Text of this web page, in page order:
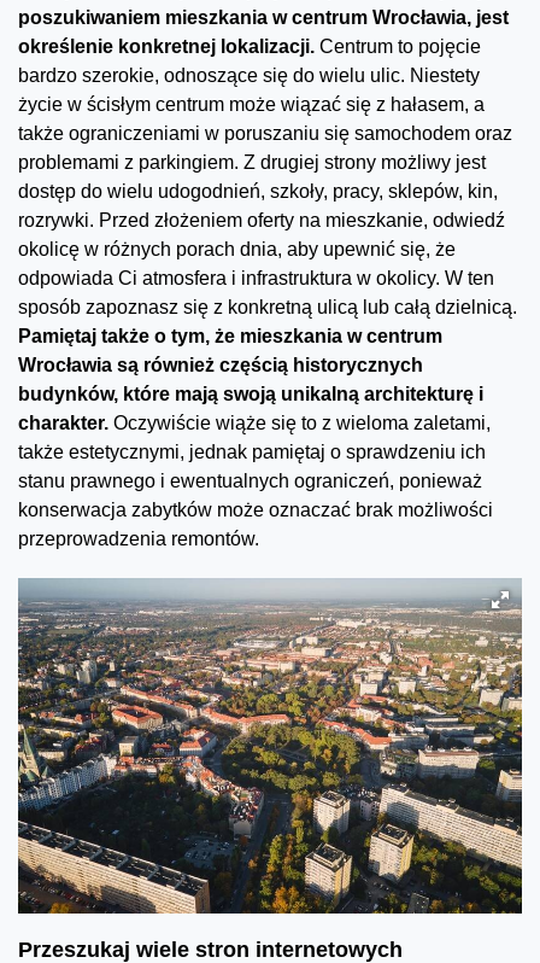
poszukiwaniem mieszkania w centrum Wrocławia, jest
określenie konkretnej lokalizacji. Centrum to pojęcie
bardzo szerokie, odnoszące się do wielu ulic. Niestety
życie w ścisłym centrum może wiązać się z hałasem, a
także ograniczeniami w poruszaniu się samochodem oraz
problemami z parkingiem. Z drugiej strony możliwy jest
dostęp do wielu udogodnień, szkoły, pracy, sklepów, kin,
rozrywki. Przed złożeniem oferty na mieszkanie, odwiedź
okolicę w różnych porach dnia, aby upewnić się, że
odpowiada Ci atmosfera i infrastruktura w okolicy. W ten
sposób zapoznasz się z konkretną ulicą lub całą dzielnicą.
Pamiętaj także o tym, że mieszkania w centrum
Wrocławia są również częścią historycznych
budynków, które mają swoją unikalną architekturę i
charakter. Oczywiście wiąże się to z wieloma zaletami,
także estetycznymi, jednak pamiętaj o sprawdzeniu ich
stanu prawnego i ewentualnych ograniczeń, ponieważ
konserwacja zabytków może oznaczać brak możliwości
przeprowadzenia remontów.
Przeszukaj wiele stron internetowych